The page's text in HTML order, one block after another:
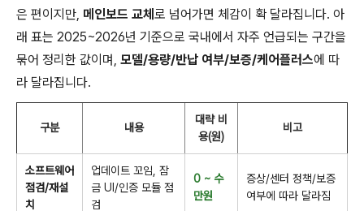
은 편이지만, 메인보드 교체 로 넘어가면 체감이 확 달라집니다. 아
래 표는 2025~2026년 기준으로 국내에서 자주 언급되는 구간을
묶어 정리한 값이며, 모델/용량/반납 여부/보증/케어플러스에 따
라 달라집니다.
구분 내용
대략 비
용(원)
비고
소프트웨어
점검/재설
치
업데이트 꼬임, 잠
금 UI/인증 모듈 점
검
0 ~ 수
만원
증상/센터 정책/보증
여부에 따라 달라짐